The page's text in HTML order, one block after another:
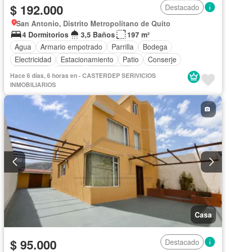
$ 192.000
Destacado
San Antonio, Distrito Metropolitano de Quito
4 Dormitorios
3,5 Baños
197 m²
Agua
Armario empotrado Parrilla
Bodega
Electricidad
Estacionamiento Patio
Conserje
Seguridad
Terraza Sin amoblar
Hace 6 días, 6 horas en - CASTERDEP SERIVICIOS
INMOBILIARIOS
Casa
$ 95.000
Destacado